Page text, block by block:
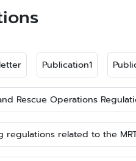
Publication1
Rescue Operations
regulations related to the